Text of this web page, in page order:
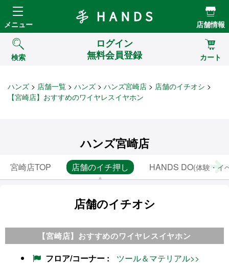
Hands ハンズ
メニュー 店舗情報
検索
ログイン
無料会員登録
カート
ハンズ 店舗一覧 ハンズ ハンズ宮崎店
店舗のイチオシ
【宮崎店】おすすめのワイヤレスイヤホン
ハンズ宮崎店
宮崎店TOP 店舗のイチ押し HANDS DO(体験・イ
店舗のイチオシ
【宮崎店】おすすめのワイヤレスイヤホン
フロア/コーナー ツール＆マテリアル>>